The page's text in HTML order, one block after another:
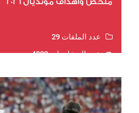
عدد الملفات 29
عدد المشاهدات 4882